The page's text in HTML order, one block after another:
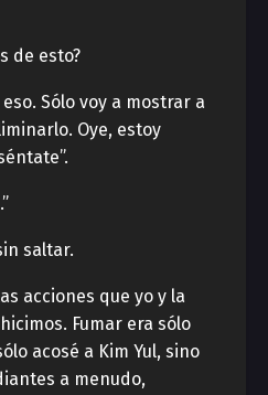
de esto?
Sólo voy a mostrar a
Oye, estoy
saltar.
acciones que yo y la
Fumar era sólo
acosé a Kim Yul, sino
a menudo,